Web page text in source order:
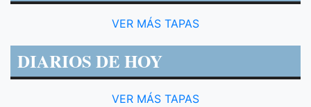
VER MÁS TAPAS
DIARIOS DE HOY
VER MÁS TAPAS